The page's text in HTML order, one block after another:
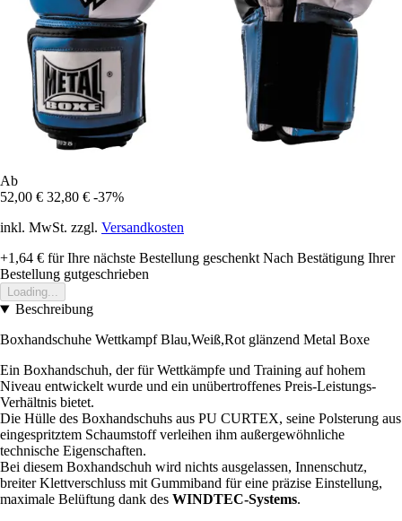
Ab
52,00 € 32,80 € -37%
inkl. MwSt. zzgl. Versandkosten
+1,64 € für Ihre nächste Bestellung geschenkt Nach Bestätigung Ihrer
Bestellung gutgeschrieben
Loading...
Beschreibung
Boxhandschuhe Wettkampf Blau,Weiß,Rot glänzend Metal Boxe
Ein Boxhandschuh, der für Wettkämpfe und Training auf hohem
Niveau entwickelt wurde und ein unübertroffenes Preis-Leistungs-
Verhältnis bietet.
Die Hülle des Boxhandschuhs aus PU CURTEX, seine Polsterung aus
eingespritztem Schaumstoff verleihen ihm außergewöhnliche
technische Eigenschaften.
Bei diesem Boxhandschuh wird nichts ausgelassen, Innenschutz,
breiter Klettverschluss mit Gummiband für eine präzise Einstellung,
maximale Belüftung dank des WINDTEC-Systems.